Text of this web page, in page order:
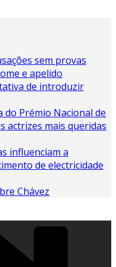
sem provas
e apelido
de introduzir
do Prémio Nacional de
actrizes mais queridas
influenciam a
de electricidade
Chávez